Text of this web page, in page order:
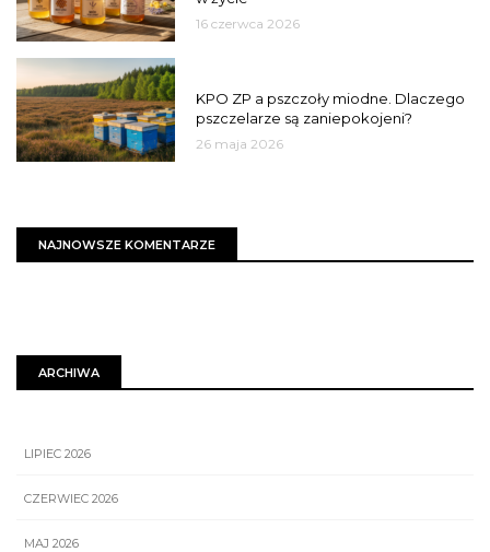
16 czerwca 2026
KPO ZP a pszczoły miodne. Dlaczego
pszczelarze są zaniepokojeni?
26 maja 2026
NAJNOWSZE KOMENTARZE
ARCHIWA
LIPIEC 2026
CZERWIEC 2026
MAJ 2026